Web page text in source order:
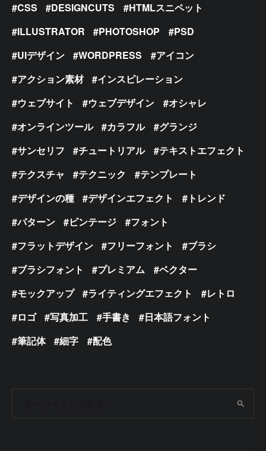
CSS DESIGNCUTS
HTMLスニペット
ILLUSTRATOR
PHOTOSHOP
PSD
UIデザイン
WORDPRESS
アイコン
アクション素材
インスピレーション
ウェブサイト
ウェブデザイン
オシャレ
オンラインツール
カラフル
グランジ
サンセリフ
チュートリアル
テキストエフェクト
テクスチャ
テクニック
テンプレート
デザインの種
デザインエフェクト
トレンド
パターン
ビンテージ
フォント
フラットデザイン
フリーフォント
ブラシ
ブラシフォント
プレミアム
ベクター
モックアップ
ライティングエフェクト
レトロ
ロゴ
写真加工 手書き
日本語フォント
筆記体
細字 配色